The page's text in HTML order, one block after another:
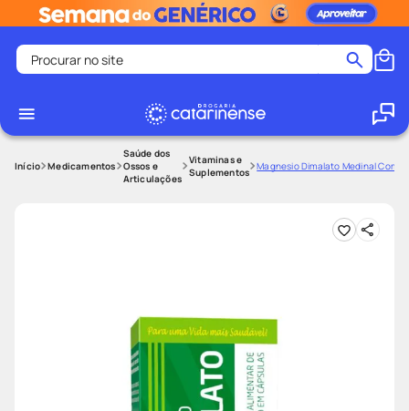
Procurar no site
1
lenço umedecido
protetor solar
Medicamentos
Saúde dos
Ossos e
Articulações
Vitaminas e
Suplementos Magnesio Dimalato Medinal Com